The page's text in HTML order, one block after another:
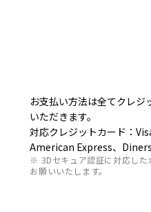
お支払い方法は全てクレジ
いただきます。
対応クレジットカード：
American Express、
※ 3Dセキュア認証に対応した
お願いいたします。